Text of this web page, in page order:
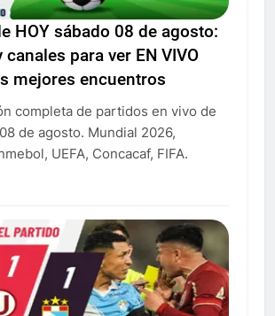
HOY sábado 08 de agosto:
para ver EN VIVO
mejores encuentros
completa de partidos en vivo de
de agosto. Mundial 2026,
UEFA, Concacaf, FIFA.